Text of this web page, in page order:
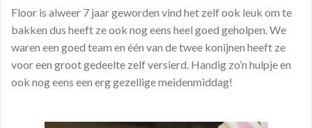
Floor is alweer 7 jaar geworden vind het zelf ook leuk om te
bakken dus heeft ze ook nog eens heel goed geholpen. We
waren een goed team en één van de twee konijnen heeft ze
voor een groot gedeelte zelf versierd. Handig zo’n hulpje en
ook nog eens een erg gezellige meidenmiddag!